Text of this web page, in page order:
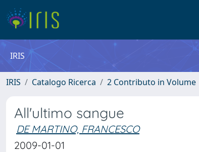
IRIS
IRIS Catalogo Ricerca 2 Contributo in Volume
All'ultimo sangue
DE MARTINO, FRANCESCO
2009-01-01